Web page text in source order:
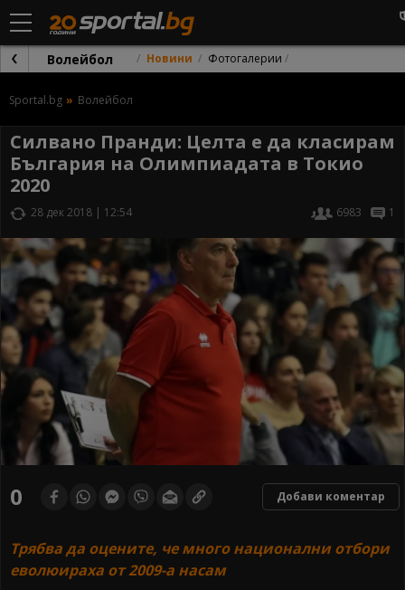
Волейбол Новини Фотогалерии
Sportal.bg Волейбол
Силвано Пранди: Целта е да класирам
България на Олимпиадата в Токио
2020
28 дек 2018 | 12:54 6983 1
0 Добави коментар
Трябва да оцените, че много национални отбори
еволюираха от 2009-а насам